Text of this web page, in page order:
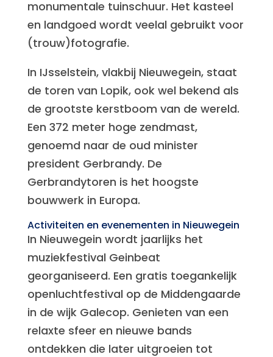
monumentale tuinschuur. Het kasteel
en landgoed wordt veelal gebruikt voor
(trouw)fotografie.
In IJsselstein, vlakbij Nieuwegein, staat
de toren van Lopik, ook wel bekend als
de grootste kerstboom van de wereld.
Een 372 meter hoge zendmast,
genoemd naar de oud minister
president Gerbrandy. De
Gerbrandytoren is het hoogste
bouwwerk in Europa.
Activiteiten en evenementen in Nieuwegein
In Nieuwegein wordt jaarlijks het
muziekfestival Geinbeat
georganiseerd. Een gratis toegankelijk
openluchtfestival op de Middengaarde
in de wijk Galecop. Genieten van een
relaxte sfeer en nieuwe bands
ontdekken die later uitgroeien tot